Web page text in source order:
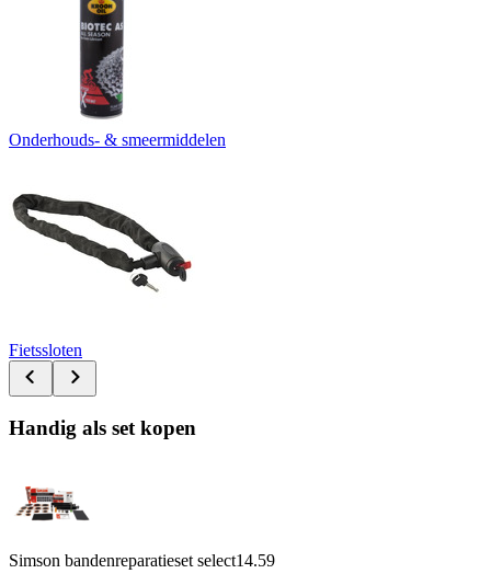
Onderhouds- & smeermiddelen
Fietssloten
Handig als set kopen
Simson bandenreparatieset select14.59